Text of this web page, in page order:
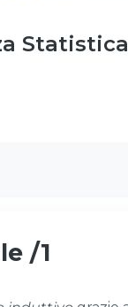
Statistica
/1